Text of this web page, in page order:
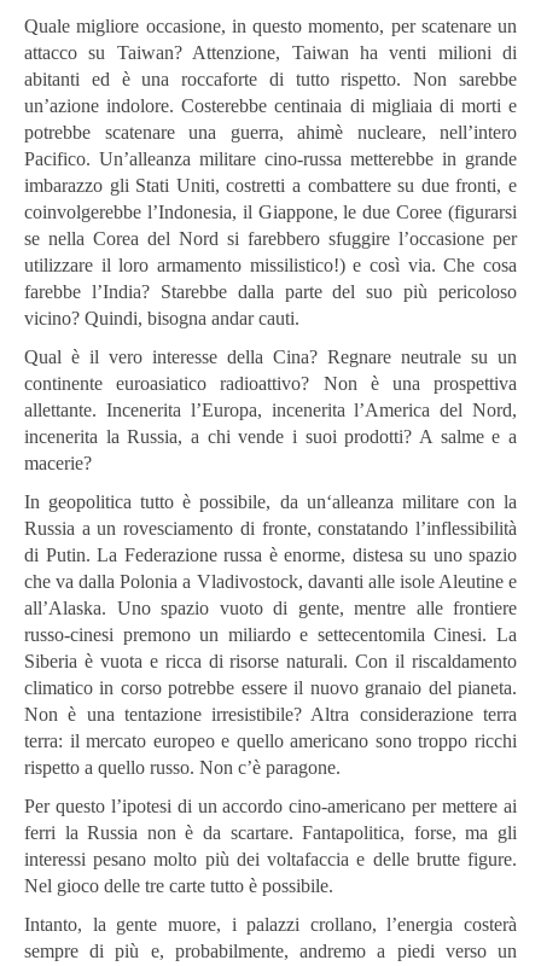
Quale migliore occasione, in questo momento, per scatenare un
attacco su Taiwan? Attenzione, Taiwan ha venti milioni di
abitanti ed è una roccaforte di tutto rispetto. Non sarebbe
un’azione indolore. Costerebbe centinaia di migliaia di morti e
potrebbe scatenare una guerra, ahimè nucleare, nell’intero
Pacifico. Un’alleanza militare cino-russa metterebbe in grande
imbarazzo gli Stati Uniti, costretti a combattere su due fronti, e
coinvolgerebbe l’Indonesia, il Giappone, le due Coree (figurarsi
se nella Corea del Nord si farebbero sfuggire l’occasione per
utilizzare il loro armamento missilistico!) e così via. Che cosa
farebbe l’India? Starebbe dalla parte del suo più pericoloso
vicino? Quindi, bisogna andar cauti.
Qual è il vero interesse della Cina? Regnare neutrale su un
continente euroasiatico radioattivo? Non è una prospettiva
allettante. Incenerita l’Europa, incenerita l’America del Nord,
incenerita la Russia, a chi vende i suoi prodotti? A salme e a
macerie?
In geopolitica tutto è possibile, da un‘alleanza militare con la
Russia a un rovesciamento di fronte, constatando l’inflessibilità
di Putin. La Federazione russa è enorme, distesa su uno spazio
che va dalla Polonia a Vladivostock, davanti alle isole Aleutine e
all’Alaska. Uno spazio vuoto di gente, mentre alle frontiere
russo-cinesi premono un miliardo e settecentomila Cinesi. La
Siberia è vuota e ricca di risorse naturali. Con il riscaldamento
climatico in corso potrebbe essere il nuovo granaio del pianeta.
Non è una tentazione irresistibile? Altra considerazione terra
terra: il mercato europeo e quello americano sono troppo ricchi
rispetto a quello russo. Non c’è paragone.
Per questo l’ipotesi di un accordo cino-americano per mettere ai
ferri la Russia non è da scartare. Fantapolitica, forse, ma gli
interessi pesano molto più dei voltafaccia e delle brutte figure.
Nel gioco delle tre carte tutto è possibile.
Intanto, la gente muore, i palazzi crollano, l’energia costerà
sempre di più e, probabilmente, andremo a piedi verso un